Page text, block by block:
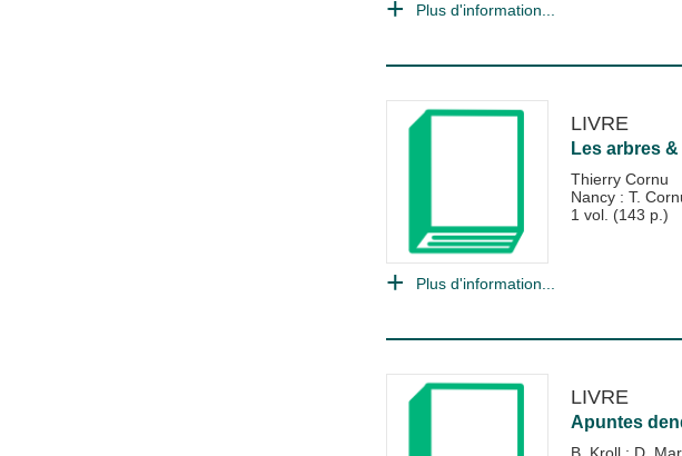
Plus d'information...
LIVRE
Les arbres
Thierry Cornu
Nancy : T.
1 vol. (143 p.)
Plus d'information...
LIVRE
Apuntes
B. Kroll ; D.